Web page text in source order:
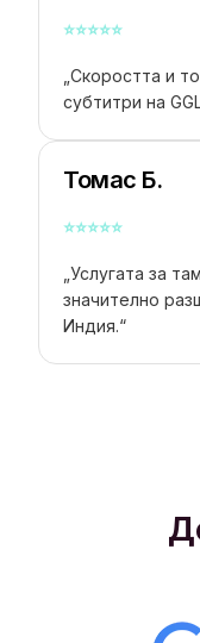
⭐⭐⭐⭐⭐
„Скоростта и
субтитри на
Томас Б.
⭐⭐⭐⭐⭐
„Услугата за
значително
Индия.“